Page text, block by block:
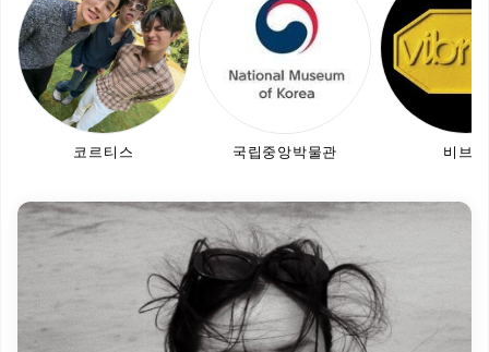
코르티스 국립중앙박물관 비브람